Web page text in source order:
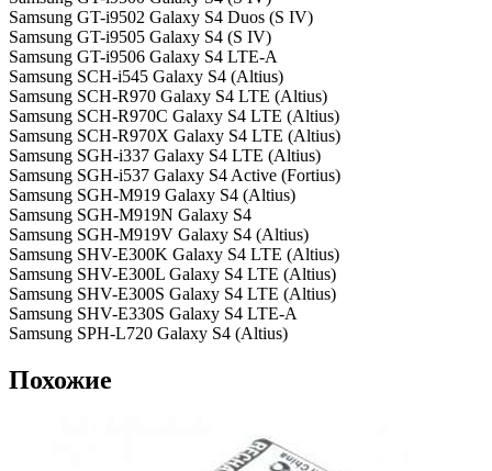
Samsung GT-i9502 Galaxy S4 Duos (S IV)
Samsung GT-i9505 Galaxy S4 (S IV)
Samsung GT-i9506 Galaxy S4 LTE-A
Samsung SCH-i545 Galaxy S4 (Altius)
Samsung SCH-R970 Galaxy S4 LTE (Altius)
Samsung SCH-R970C Galaxy S4 LTE (Altius)
Samsung SCH-R970X Galaxy S4 LTE (Altius)
Samsung SGH-i337 Galaxy S4 LTE (Altius)
Samsung SGH-i537 Galaxy S4 Active (Fortius)
Samsung SGH-M919 Galaxy S4 (Altius)
Samsung SGH-M919N Galaxy S4
Samsung SGH-M919V Galaxy S4 (Altius)
Samsung SHV-E300K Galaxy S4 LTE (Altius)
Samsung SHV-E300L Galaxy S4 LTE (Altius)
Samsung SHV-E300S Galaxy S4 LTE (Altius)
Samsung SHV-E330S Galaxy S4 LTE-A
Samsung SPH-L720 Galaxy S4 (Altius)
Похожие